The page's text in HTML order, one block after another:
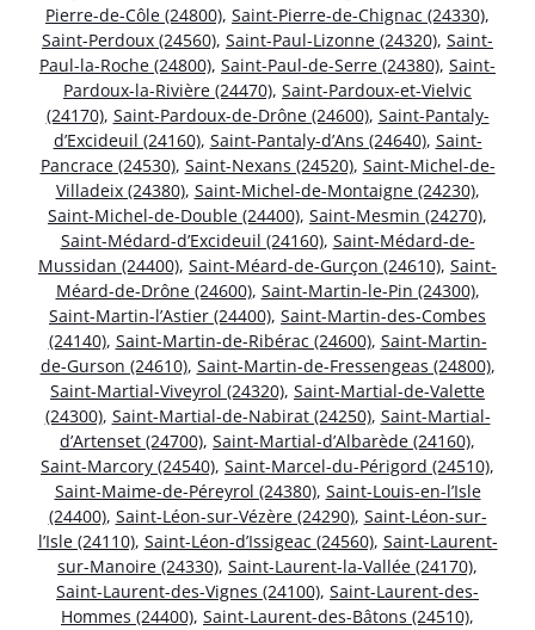
Pierre-de-Côle (24800), Saint-Pierre-de-Chignac (24330),
Saint-Perdoux (24560), Saint-Paul-Lizonne (24320), Saint-
Paul-la-Roche (24800), Saint-Paul-de-Serre (24380), Saint-
Pardoux-la-Rivière (24470), Saint-Pardoux-et-Vielvic
(24170), Saint-Pardoux-de-Drône (24600), Saint-Pantaly-
d’Excideuil (24160), Saint-Pantaly-d’Ans (24640), Saint-
Pancrace (24530), Saint-Nexans (24520), Saint-Michel-de-
Villadeix (24380), Saint-Michel-de-Montaigne (24230),
Saint-Michel-de-Double (24400), Saint-Mesmin (24270),
Saint-Médard-d’Excideuil (24160), Saint-Médard-de-
Mussidan (24400), Saint-Méard-de-Gurçon (24610), Saint-
Méard-de-Drône (24600), Saint-Martin-le-Pin (24300),
Saint-Martin-l’Astier (24400), Saint-Martin-des-Combes
(24140), Saint-Martin-de-Ribérac (24600), Saint-Martin-
de-Gurson (24610), Saint-Martin-de-Fressengeas (24800),
Saint-Martial-Viveyrol (24320), Saint-Martial-de-Valette
(24300), Saint-Martial-de-Nabirat (24250), Saint-Martial-
d’Artenset (24700), Saint-Martial-d’Albarède (24160),
Saint-Marcory (24540), Saint-Marcel-du-Périgord (24510),
Saint-Maime-de-Péreyrol (24380), Saint-Louis-en-l’Isle
(24400), Saint-Léon-sur-Vézère (24290), Saint-Léon-sur-
l’Isle (24110), Saint-Léon-d’Issigeac (24560), Saint-Laurent-
sur-Manoire (24330), Saint-Laurent-la-Vallée (24170),
Saint-Laurent-des-Vignes (24100), Saint-Laurent-des-
Hommes (24400), Saint-Laurent-des-Bâtons (24510),